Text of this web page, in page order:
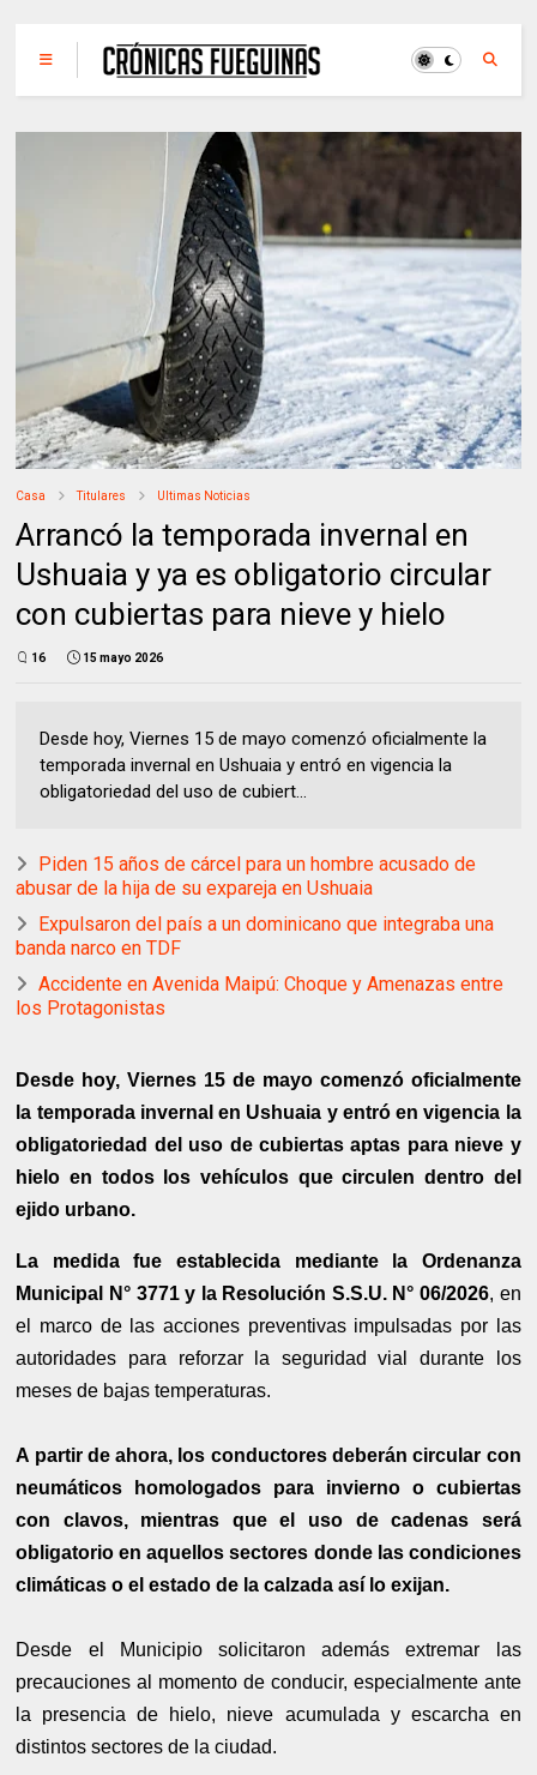
Casa Titulares Ultimas Noticias
Arrancó la temporada invernal en
Ushuaia y ya es obligatorio circular
con cubiertas para nieve y hielo
16 15 mayo 2026
Desde hoy, Viernes 15 de mayo comenzó oficialmente la
temporada invernal en Ushuaia y entró en vigencia la
obligatoriedad del uso de cubiert...
Piden 15 años de cárcel para un hombre acusado de
abusar de la hija de su expareja en Ushuaia
Expulsaron del país a un dominicano que integraba una
banda narco en TDF
Accidente en Avenida Maipú: Choque y Amenazas entre
los Protagonistas
Desde hoy, Viernes 15 de mayo comenzó oficialmente
la temporada invernal en Ushuaia y entró en vigencia la
obligatoriedad del uso de cubiertas aptas para nieve y
hielo en todos los vehículos que circulen dentro del
ejido urbano.
La medida fue establecida mediante la Ordenanza
Municipal N° 3771 y la Resolución S.S.U. N° 06/2026, en
el marco de las acciones preventivas impulsadas por las
autoridades para reforzar la seguridad vial durante los
meses de bajas temperaturas.
A partir de ahora, los conductores deberán circular con
neumáticos homologados para invierno o cubiertas
con clavos, mientras que el uso de cadenas será
obligatorio en aquellos sectores donde las condiciones
climáticas o el estado de la calzada así lo exijan.
Desde el Municipio solicitaron además extremar las
precauciones al momento de conducir, especialmente ante
la presencia de hielo, nieve acumulada y escarcha en
distintos sectores de la ciudad.